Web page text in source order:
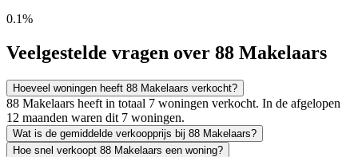
0.1%
Veelgestelde vragen over 88 Makelaars
Hoeveel woningen heeft 88 Makelaars verkocht?
88 Makelaars heeft in totaal 7 woningen verkocht. In de afgelopen
12 maanden waren dit 7 woningen.
Wat is de gemiddelde verkoopprijs bij 88 Makelaars?
Hoe snel verkoopt 88 Makelaars een woning?